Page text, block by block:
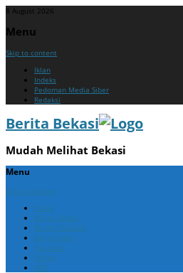
8 August 2026
Menu
Skip to content
Iklan
Indeks
Pedoman Media Siber
Redaksi
Berita Bekasi
Mudah Melihat Bekasi
Menu
Skip to content
Home
Berita Bekasi
Berita Cikarang
Berita Jabar
Nasional
Politik
ADV